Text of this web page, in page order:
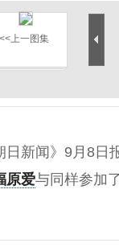
<<上一图集
日新闻》9月8日
原爱与同样参加